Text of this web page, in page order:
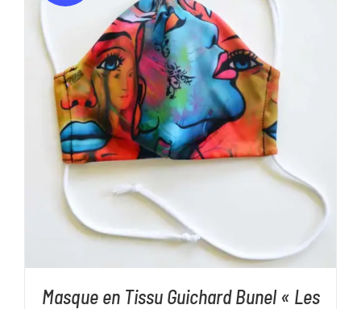
AJOUTER AU PANIER / DÉTAILS
Masque en Tissu Guichard Bunel « Les